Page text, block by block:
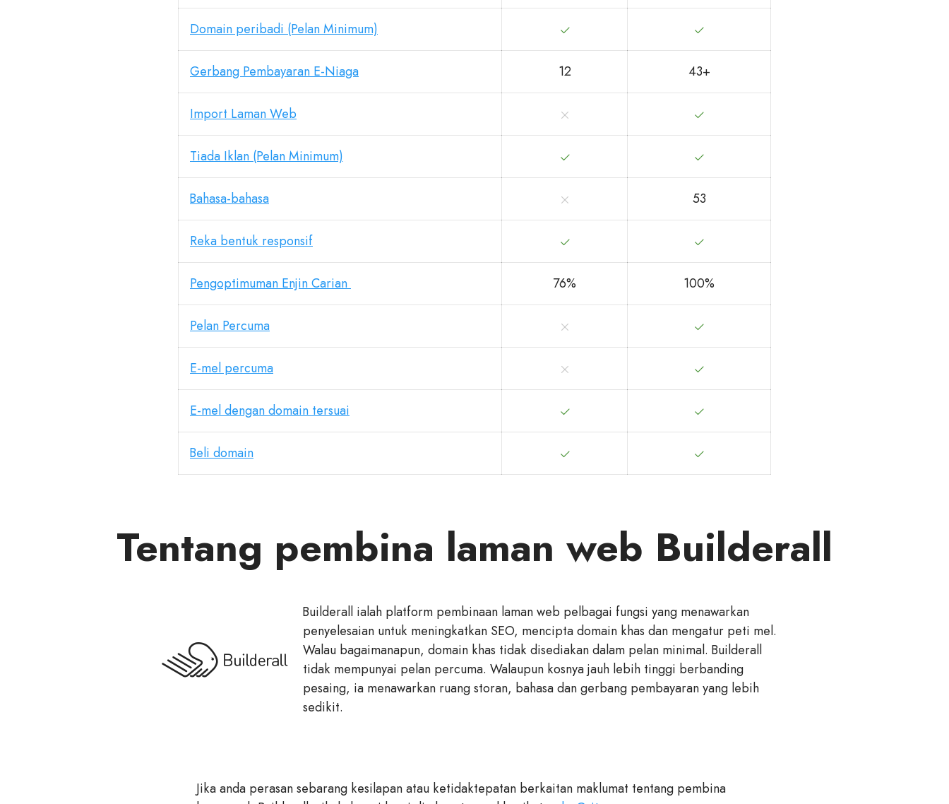
Domain peribadi (Pelan Minimum)
Gerbang Pembayaran E-Niaga 12 43+
Import Laman Web
Tiada Iklan (Pelan Minimum)
Bahasa-bahasa 53
Reka bentuk responsif
Pengoptimuman Enjin Carian 76% 100%
Pelan Percuma
E-mel percuma
E-mel dengan domain tersuai
Beli domain
Tentang pembina laman web Builderall
Builderall ialah platform pembinaan laman web pelbagai fungsi yang menawarkan
penyelesaian untuk meningkatkan SEO, mencipta domain khas dan mengatur peti mel.
Walau bagaimanapun, domain khas tidak disediakan dalam pelan minimal. Builderall
tidak mempunyai pelan percuma. Walaupun kosnya jauh lebih tinggi berbanding
pesaing, ia menawarkan ruang storan, bahasa dan gerbang pembayaran yang lebih
sedikit.
Jika anda perasan sebarang kesilapan atau ketidaktepatan berkaitan maklumat tentang pembina